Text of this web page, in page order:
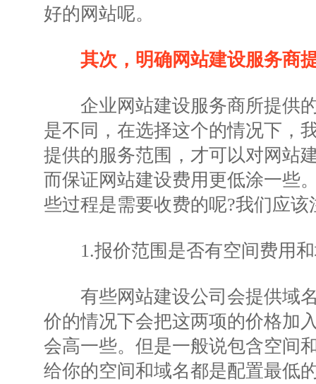
好的网站呢。
其次，明确网站建设服务商
企业网站建设服务商所提供的
是不同，在选择这个的情况下，
提供的服务范围，才可以对网站
而保证网站建设费用更低涂一些
些过程是需要收费的呢?我们应该
1.报价范围是否有空间费用和
有些网站建设公司会提供域名
价的情况下会把这两项的价格加
会高一些。但是一般说包含空间
给你的空间和域名都是配置最低